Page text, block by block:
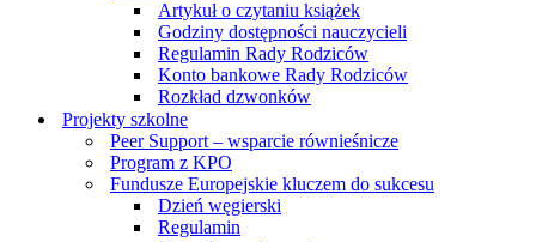
Artykuł o czytaniu książek
Godziny dostępności nauczycieli
Regulamin Rady Rodziców
Konto bankowe Rady Rodziców
Rozkład dzwonków
Projekty szkolne
Peer Support – wsparcie równieśnicze
Program z KPO
Fundusze Europejskie kluczem do sukcesu
Dzień węgierski
Regulamin